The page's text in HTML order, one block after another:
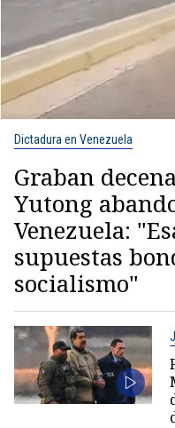
Dictadura en Venezuela
Graban
Yutong
Venezuela:
supuestas
socialismo"